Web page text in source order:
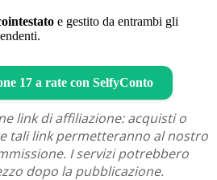
e gestito da entrambi gli
17 a rate con SelfyConto
link di affiliazione: acquisti o
tali link permetteranno al nostro
I servizi potrebbero
dopo la pubblicazione.